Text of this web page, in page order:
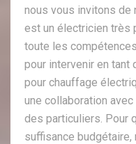
nous vous invitons de
est un électricien très
toute les
pour intervenir en tant
pour chauffage
une collaboration
des particuliers. Pour
suffisance